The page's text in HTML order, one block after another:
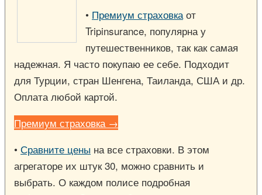
• Премиум страховкаот
Tripinsurance, популярна у
путешественников, так как самая
надежная. Я часто покупаю ее себе. Подходит
для Турции, стран Шенгена, Таиланда, США и др.
Оплата любой картой.
Премиум страховка →
• Сравните цены на все страховки. В этом
агрегаторе их штук 30, можно сравнить и
выбрать. О каждом полисе подробная